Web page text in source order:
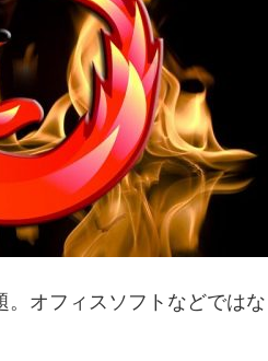
オフィスソフトなどでは